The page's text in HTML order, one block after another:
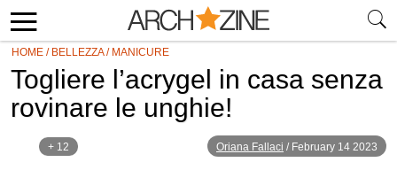
HOME / BELLEZZA/ MANICURE
Togliere l’acrygel in casa senza
rovinare le unghie!
+ 12 Oriana Fallaci / February 14 2023